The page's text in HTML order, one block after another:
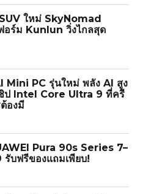
ใหม่ SkyNomad
ร์ม Kunlun วิ่งไกลสุด
Mini PC รุ่นใหม่ พลัง AI สูง
ป Intel Core Ultra 9 ที่ครี
องมี
Pura 90s Series 7–
รับฟรีของแถมเพียบ!